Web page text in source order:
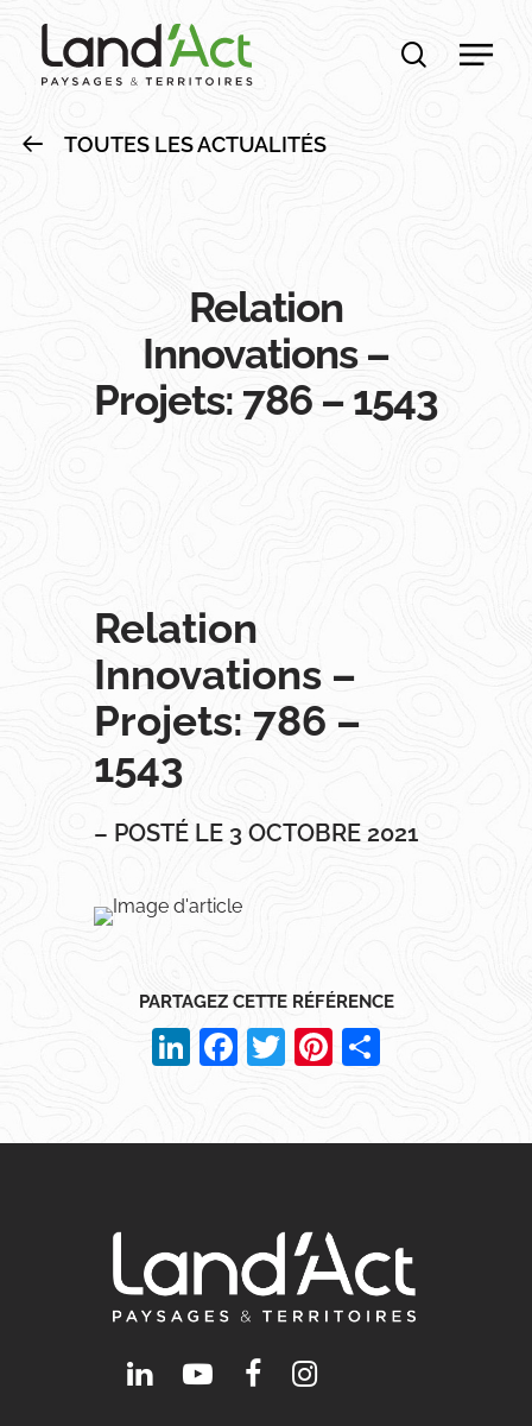
recherche
TOUTES LES ACTUALITÉS
Relation
Innovations –
Projets: 786 – 1543
Relation
Innovations –
Projets: 786 –
1543
– POSTÉ LE 3 OCTOBRE 2021
PARTAGEZ CETTE RÉFÉRENCE
LinkedIn
Facebook
TwitterPinterest